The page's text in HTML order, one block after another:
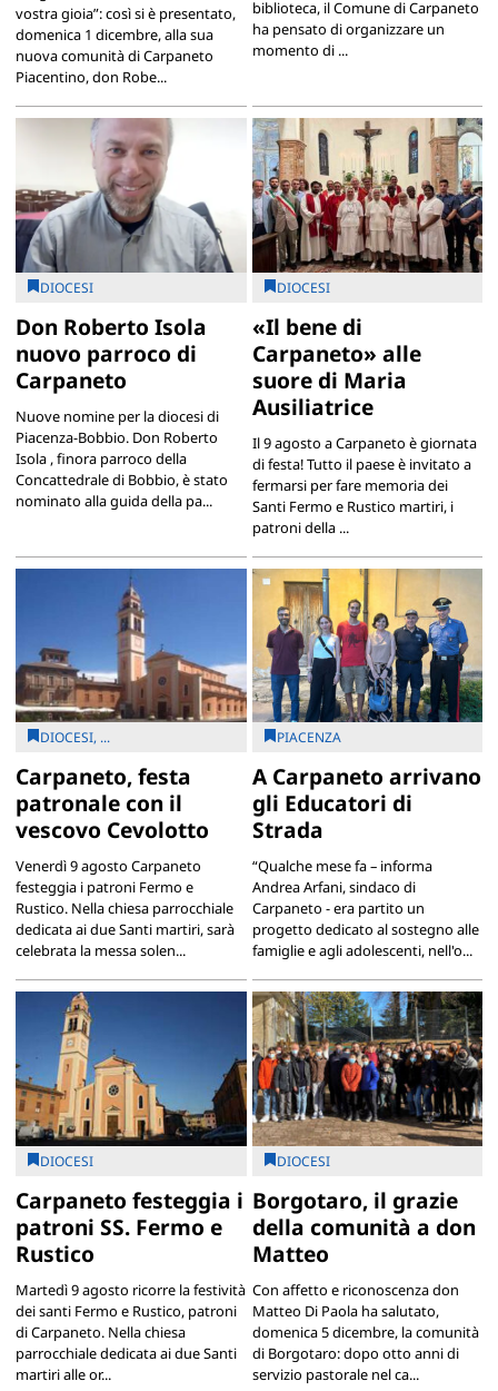
vostra gioia”: così si è presentato,
domenica 1 dicembre, alla sua
nuova comunità di Carpaneto
Piacentino, don Robe...
biblioteca, il Comune di Carpaneto
ha pensato di organizzare un
momento di ...
DIOCESI
Don Roberto Isola
nuovo parroco di
Carpaneto
Nuove nomine per la diocesi di
Piacenza-Bobbio. Don Roberto
Isola , finora parroco della
Concattedrale di Bobbio, è stato
nominato alla guida della pa...
DIOCESI
«Il bene di
Carpaneto» alle
suore di Maria
Ausiliatrice
Il 9 agosto a Carpaneto è giornata
di festa! Tutto il paese è invitato a
fermarsi per fare memoria dei
Santi Fermo e Rustico martiri, i
patroni della ...
DIOCESI, ...
Carpaneto, festa
patronale con il
vescovo Cevolotto
Venerdì 9 agosto Carpaneto
festeggia i patroni Fermo e
Rustico. Nella chiesa parrocchiale
dedicata ai due Santi martiri, sarà
celebrata la messa solen...
PIACENZA
A Carpaneto arrivano
gli Educatori di
Strada
“Qualche mese fa – informa
Andrea Arfani, sindaco di
Carpaneto - era partito un
progetto dedicato al sostegno alle
famiglie e agli adolescenti, nell'o...
DIOCESI
Carpaneto festeggia i
patroni SS. Fermo e
Rustico
Martedì 9 agosto ricorre la festività
dei santi Fermo e Rustico, patroni
di Carpaneto. Nella chiesa
parrocchiale dedicata ai due Santi
martiri alle or...
DIOCESI
Borgotaro, il grazie
della comunità a don
Matteo
Con affetto e riconoscenza don
Matteo Di Paola ha salutato,
domenica 5 dicembre, la comunità
di Borgotaro: dopo otto anni di
servizio pastorale nel ca...